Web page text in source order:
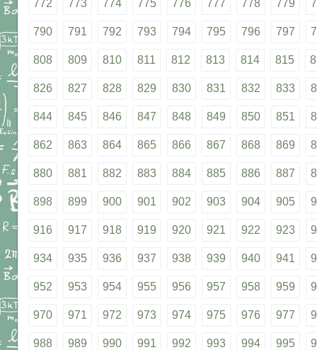
772 773 774 775 776 777 778 779
790 791 792 793 794 795 796 797
808 809 810 811 812 813 814 815
826 827 828 829 830 831 832 833
844 845 846 847 848 849 850 851
862 863 864 865 866 867 868 869
880 881 882 883 884 885 886 887
898 899 900 901 902 903 904 905
916 917 918 919 920 921 922 923
934 935 936 937 938 939 940 941
952 953 954 955 956 957 958 959
970 971 972 973 974 975 976 977
988 989 990 991 992 993 994 995